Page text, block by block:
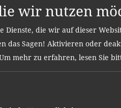
von hunderten
diese
auf Erfolg im Beruf
profitiert werden.
Bestsellers, die
wir nutzen
Dienste, die wir auf dieser
das Sagen! Aktivieren oder
mehr zu erfahren, lesen Sie